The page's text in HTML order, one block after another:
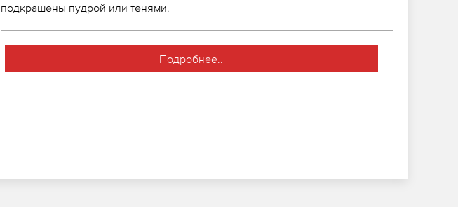
подкрашены пудрой или тенями.
Подробнее..